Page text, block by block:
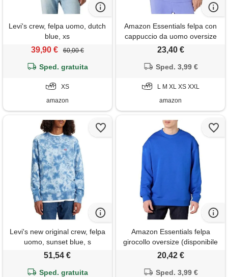
Levi's crew, felpa uomo, dutch
blue, xs
39,90 € 60,00 €
Sped. gratuita
XS
amazon
Amazon Essentials felpa con
cappuccio da uomo oversize
(disponibile nelle taglie big &
23,40 €
Sped. 3,99 €
L M XL XS XXL
amazon
Levi's new original crew, felpa
uomo, sunset blue, s
51,54 €
Sped. gratuita
Amazon Essentials felpa
girocollo oversize (disponibile
nelle taglie big & tall) uomo,
20,42 €
Sped. 3,99 €